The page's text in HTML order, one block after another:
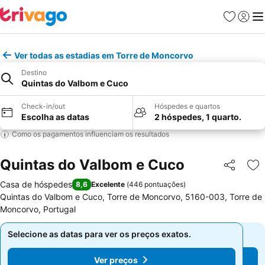
Favoritos
Iniciar
Ver todas as estadias em Torre de Moncorvo
Destino
Quintas do Valbom e Cuco
Check-in/out
Escolha as datas
Hóspedes e quartos
2 hóspedes, 1 quarto.
Como os pagamentos influenciam os resultados
Quintas do Valbom e Cuco Partilhar
Casa de hóspedes 8,6 Excelente (446 pontuações)
Quintas do Valbom e Cuco, Torre de Moncorvo, 5160-003, Torre de
Moncorvo, Portugal
Selecione as datas para ver os preços exatos.
Ver preços
Selecione as datas para ver os preços exatos.
Ver preços